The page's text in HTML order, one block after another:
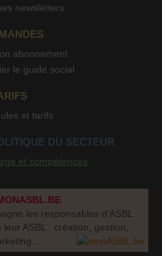
newsletters
abonnement
le guide social
et tarifs
DU SECTEUR
et compétences
les responsables d’ASBL
ASBL : création, gestion,